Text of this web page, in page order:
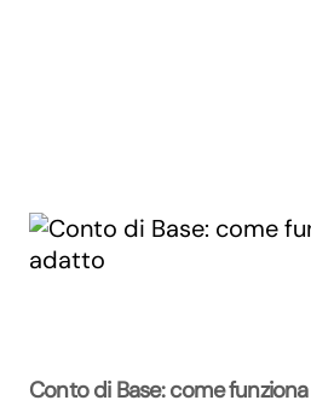
Conto di Base: come